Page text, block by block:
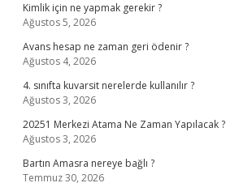
Kimlik için ne yapmak gerekir ?
Ağustos 5, 2026
Avans hesap ne zaman geri ödenir ?
Ağustos 4, 2026
4. sınıfta kuvarsit nerelerde kullanılır ?
Ağustos 3, 2026
20251 Merkezi Atama Ne Zaman Yapılacak ?
Ağustos 3, 2026
Bartın Amasra nereye bağlı ?
Temmuz 30, 2026